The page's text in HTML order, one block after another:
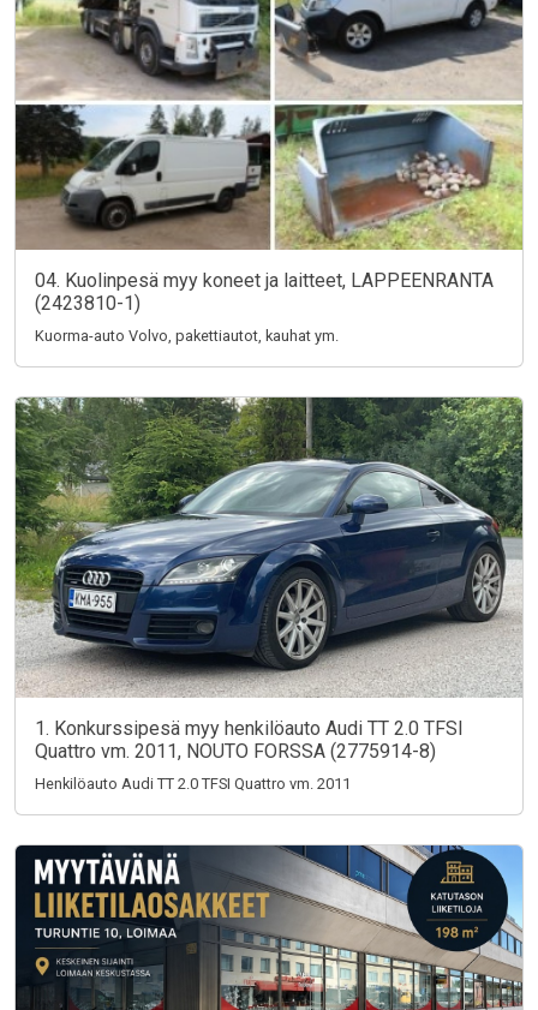
04. Kuolinpesä myy koneet ja laitteet, LAPPEENRANTA
(2423810-1)
Kuorma-auto Volvo, pakettiautot, kauhat ym.
1. Konkurssipesä myy henkilöauto Audi TT 2.0 TFSI
Quattro vm. 2011, NOUTO FORSSA (2775914-8)
Henkilöauto Audi TT 2.0 TFSI Quattro vm. 2011